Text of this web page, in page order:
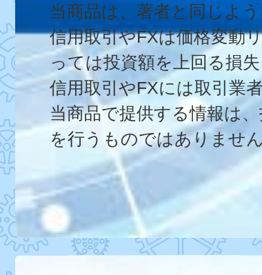
当商品は、著者と同じよ
信用取引やFXは価格変動
っては投資額を上回る損
信用取引やFXには取引業
当商品で提供する情報は
を行うものではありませ